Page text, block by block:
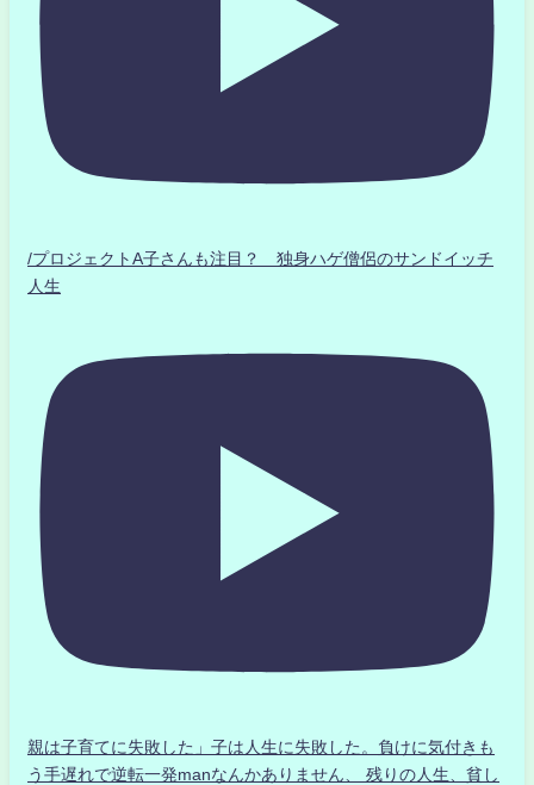
/プロジェクトA子さんも注目？ 独身ハゲ僧侶のサンドイッチ
人生
親は子育てに失敗した」子は人生に失敗した。負けに気付きも
う手遅れで逆転一発manなんかありません、 残りの人生、貧し